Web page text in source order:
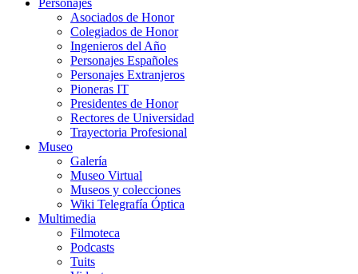
Personajes
Asociados de Honor
Colegiados de Honor
Ingenieros del Año
Personajes Españoles
Personajes Extranjeros
Pioneras IT
Presidentes de Honor
Rectores de Universidad
Trayectoria Profesional
Museo
Galería
Museo Virtual
Museos y colecciones
Wiki Telegrafía Óptica
Multimedia
Filmoteca
Podcasts
Tuits